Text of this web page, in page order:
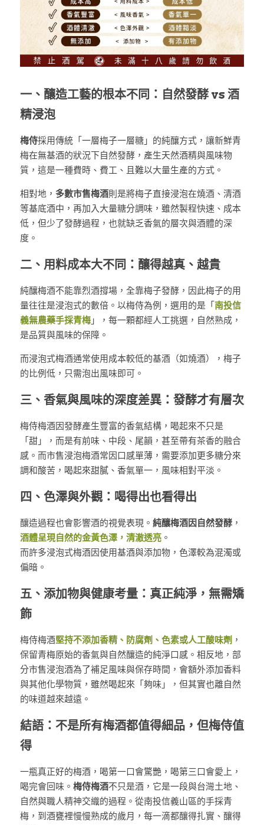
一、釀造工藝的根本不同：自然發酵 vs 酒
精浸泡
梅侍採用傳統「一層梅子一層糖」的純釀方式，讓新鮮青
梅在無基酒的狀況下自然發酵，產生天然酒精與風味物
質，這是一種費時、費工、且難以大量生產的方式。
相對地， 多數市售梅酒則是將梅子直接浸泡在燒酒、清酒
等基底酒中，再加入大量糖分調味，雖然製程快速、成本
低，但少了發酵過程，也就缺乏香氣的層次與酒體的深
度。
二、用料成本大不同：釀得越真、越貴
純釀梅酒不能靠烈酒撐場，全靠梅子發酵，因此梅子的用
量往往是浸泡式的數倍。以梅侍為例，選用的是「 南投信
義無農藥手採青梅 」，每一顆都經人工挑選，自然熟成，
是品質與風味的保障。
而浸泡式梅酒通常使用成本較低的基酒（如燒酒），梅子
的比例低，只需泡出風味即可。
三、香氣與風味的深度差異：發酵才有層次
梅侍梅酒因發酵產生豐富的香氣結構，喝起來不只是
「甜」，而是有前味、中段、尾韻，甚至帶有茶香的融合
感。而市售浸泡梅酒常因口感單薄，需要添加更多糖分來
調和酸苦，喝起來甜膩、香氣單一，風味相對平淡。
四、色澤與外觀：喝得出也看得出
釀造過程也會影響酒的視覺表現。 純釀梅酒因自然發酵 ，
酒體呈現自然的金黃色澤，清澈透亮 。
而許多浸泡式梅酒因使用基酒與添加物，色澤較為混濁或
偏暗。
五、添加物與健康考量：真正純淨，無需矯
飾
梅侍梅酒堅持不添加香精、防腐劑、色素或人工酸味劑 ，
保留青梅原始的香氣與自然釀造的純淨口感。相反地，部
分市售浸泡酒為了補足風味與保存時間，會額外添加香料
與其他化學物質，雖然喝起來「夠味」，但其實也離自然
的味道越來越遠。
結語：不是所有梅酒都值得細品，但梅侍值
得
一瓶真正好的梅酒，喝第一口會驚艷，喝第三口會愛上，
喝完會回味。 梅侍梅酒不只是酒，它是一段與台灣土地、
自然與職人精神交織的過程。從南投信義山區的手採青
梅，到酒甕裡慢慢熟成的歲月，每一滴都釀得扎實、釀得